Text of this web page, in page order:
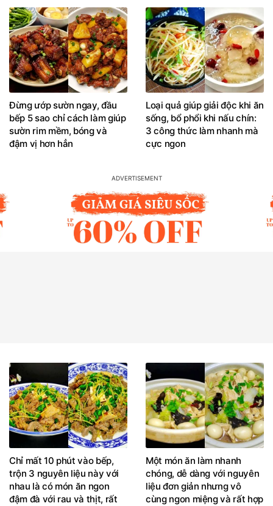
Đừng ướp sườn ngay, đầu
bếp 5 sao chỉ cách làm giúp
sườn rim mềm, bóng và
đậm vị hơn hẳn
Loại quả giúp giải độc khi ăn
sống, bổ phổi khi nấu chín:
3 công thức làm nhanh mà
cực ngon
Chỉ mất 10 phút vào bếp,
trộn 3 nguyên liệu này với
nhau là có món ăn ngon
đậm đà với rau và thịt, rất
Một món ăn làm nhanh
chóng, dễ dàng với nguyên
liệu đơn giản nhưng vô
cùng ngon miệng và rất hợp